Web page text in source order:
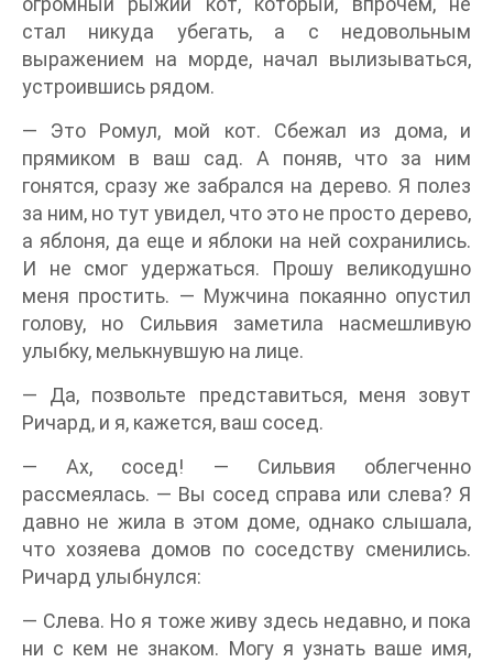
стал никуда убегать, а с недовольным
выражением на морде, начал вылизываться,
устроившись рядом.
— Это Ромул, мой кот. Сбежал из дома, и
прямиком в ваш сад. А поняв, что за ним
гонятся, сразу же забрался на дерево. Я полез
за ним, но тут увидел, что это не просто дерево,
а яблоня, да еще и яблоки на ней сохранились.
И не смог удержаться. Прошу великодушно
меня простить. — Мужчина покаянно опустил
голову, но Сильвия заметила насмешливую
улыбку, мелькнувшую на лице.
— Да, позвольте представиться, меня зовут
Ричард, и я, кажется, ваш сосед.
— Ах, сосед! — Сильвия облегченно
рассмеялась. — Вы сосед справа или слева? Я
давно не жила в этом доме, однако слышала,
что хозяева домов по соседству сменились.
Ричард улыбнулся:
— Слева. Но я тоже живу здесь недавно, и пока
ни с кем не знаком. Могу я узнать ваше имя,